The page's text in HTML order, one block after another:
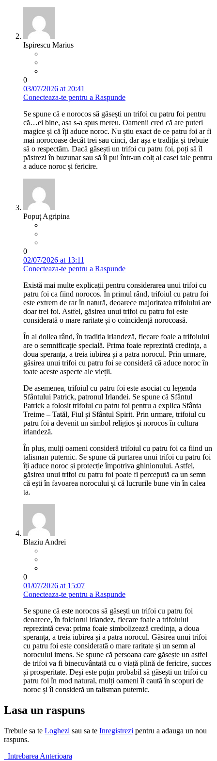
Ispirescu Marius
0
03/07/2026 at 20:41
Conecteaza-te pentru a Raspunde
Se spune că e norocos să găsești un trifoi cu patru foi pentru
că…ei bine, așa s-a spus mereu. Oamenii cred că are puteri
magice și că îți aduce noroc. Nu știu exact de ce patru foi ar fi
mai norocoase decât trei sau cinci, dar așa e tradiția și trebuie
să o respectăm. Dacă găsești un trifoi cu patru foi, poți să îl
păstrezi în buzunar sau să îl pui într-un colț al casei tale pentru
a aduce noroc și fericire.
Popuț Agripina
0
02/07/2026 at 13:11
Conecteaza-te pentru a Raspunde
Există mai multe explicații pentru considerarea unui trifoi cu
patru foi ca fiind norocos. În primul rând, trifoiul cu patru foi
este extrem de rar în natură, deoarece majoritatea trifoiului are
doar trei foi. Astfel, găsirea unui trifoi cu patru foi este
considerată o mare raritate și o coincidență norocoasă.
În al doilea rând, în tradiția irlandeză, fiecare foaie a trifoiului
are o semnificație specială. Prima foaie reprezintă credința, a
doua speranța, a treia iubirea și a patra norocul. Prin urmare,
găsirea unui trifoi cu patru foi se consideră că aduce noroc în
toate aceste aspecte ale vieții.
De asemenea, trifoiul cu patru foi este asociat cu legenda
Sfântului Patrick, patronul Irlandei. Se spune că Sfântul
Patrick a folosit trifoiul cu patru foi pentru a explica Sfânta
Treime – Tatăl, Fiul și Sfântul Spirit. Prin urmare, trifoiul cu
patru foi a devenit un simbol religios și norocos în cultura
irlandeză.
În plus, mulți oameni consideră trifoiul cu patru foi ca fiind un
talisman puternic. Se spune că purtarea unui trifoi cu patru foi
îți aduce noroc și protecție împotriva ghinionului. Astfel,
găsirea unui trifoi cu patru foi poate fi percepută ca un semn
că ești în favoarea norocului și că lucrurile bune vin în calea
ta.
Blaziu Andrei
0
01/07/2026 at 15:07
Conecteaza-te pentru a Raspunde
Se spune că este norocos să găsești un trifoi cu patru foi
deoarece, în folclorul irlandez, fiecare foaie a trifoiului
reprezintă ceva: prima foaie simbolizează credința, a doua
speranța, a treia iubirea și a patra norocul. Găsirea unui trifoi
cu patru foi este considerată o mare raritate și un semn al
norocului imens. Se spune că persoana care găsește un astfel
de trifoi va fi binecuvântată cu o viață plină de fericire, succes
și prosperitate. Deși este puțin probabil să găsești un trifoi cu
patru foi în mod natural, mulți oameni îl caută în scopuri de
noroc și îl consideră un talisman puternic.
Lasa un raspuns
Trebuie sa te Loghezi sau sa te Inregistrezi pentru a adauga un nou
raspuns.
Intrebarea Anterioara